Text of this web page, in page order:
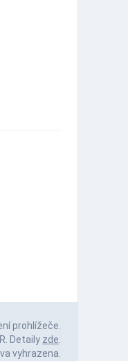
prohlížeče.
Detaily zde
vyhrazena.